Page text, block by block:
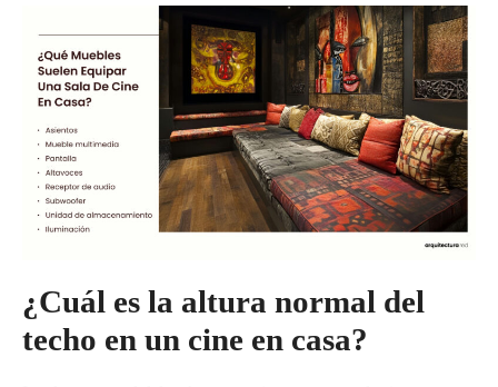
¿Cuál es la altura normal del
techo en un cine en casa?